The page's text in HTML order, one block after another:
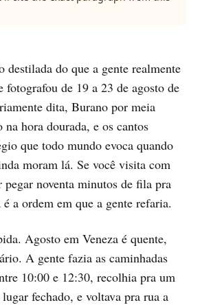
destilada do que a gente realmente
fotografou de 19 a 23 de agosto de
dita, Burano por meia
hora dourada, e os cantos
que todo mundo evoca quando
moram lá. Se você visita com
pegar noventa minutos de fila pra
a ordem em que a gente refaria.
Agosto em Veneza é quente,
A gente fazia as caminhadas
10:00 e 12:30, recolhia pra um
fechado, e voltava pra rua a